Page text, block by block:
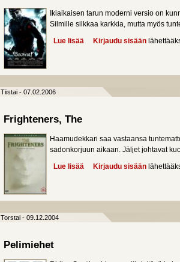
Ikiaikaisen tarun moderni versio on
Silmille silkkaa karkkia, mutta myös
Lue lisää about Beowulf
Kirjaudu sisään
Tiistai - 07.02.2006
Frighteners, The
Haamudekkari saa vastaansa
sadonkorjuun aikaan. Jäljet johtavat
Lue lisää about Frighteners, The
Kirjaudu sisään
Torstai - 09.12.2004
Pelimiehet